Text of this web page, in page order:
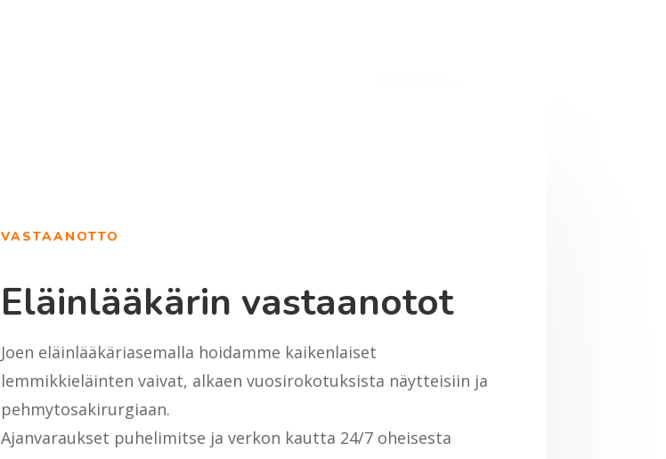
VASTAANOTTO
Eläinlääkärin vastaanotot
Joen eläinlääkäriasemalla hoidamme kaikenlaiset
lemmikkieläinten vaivat, alkaen vuosirokotuksista näytteisiin ja
pehmytosakirurgiaan.
Ajanvaraukset puhelimitse ja verkon kautta 24/7 oheisesta